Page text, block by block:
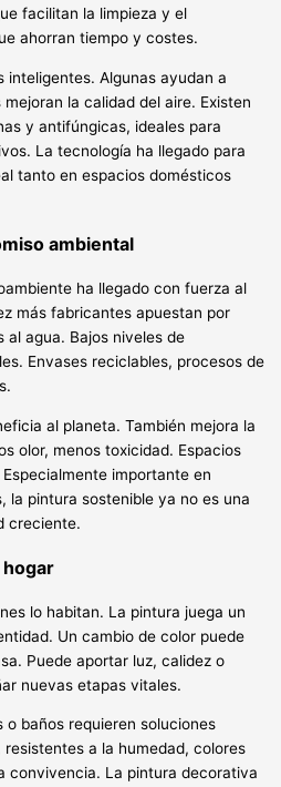
facilitan la limpieza y el
ahorran tiempo y costes.
inteligentes. Algunas ayudan a
la calidad del aire. Existen
y antifúngicas, ideales para
La tecnología ha llegado para
tanto en espacios domésticos
ambiental
ha llegado con fuerza al
más fabricantes apuestan por
al agua. Bajos niveles de
Envases reciclables, procesos de
al planeta. También mejora la
olor, menos toxicidad. Espacios
importante en
la pintura sostenible ya no es una
creciente.
hogar
lo habitan. La pintura juega un
Un cambio de color puede
Puede aportar luz, calidez o
nuevas etapas vitales.
o baños requieren soluciones
a la humedad, colores
convivencia. La pintura decorativa